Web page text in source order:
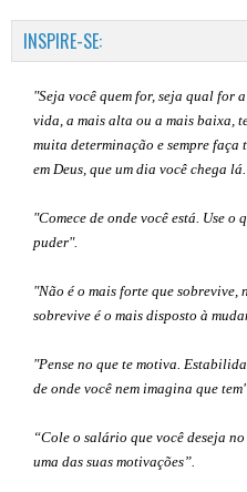
INSPIRE-SE:
"Seja você quem for, seja qual for
vida, a mais alta ou a mais baixa,
muita determinação e sempre faça
em Deus, que um dia você chega
"Comece de onde você está. Use o
puder".
"Não é o mais forte que sobrevive,
sobrevive é o mais disposto à
"Pense no que te motiva.
de onde você nem imagina que
“Cole o salário que você deseja
uma das suas motivações”